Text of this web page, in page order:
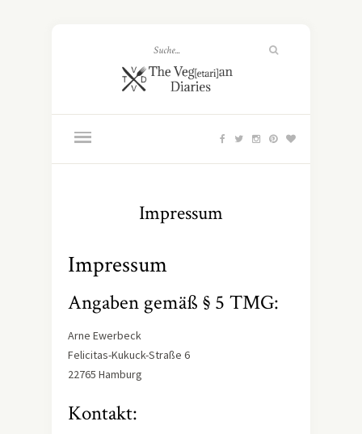
Impressum
Impressum
Angaben gemäß § 5 TMG:
Arne Ewerbeck
Felicitas-Kukuck-Straße 6
22765 Hamburg
Kontakt: